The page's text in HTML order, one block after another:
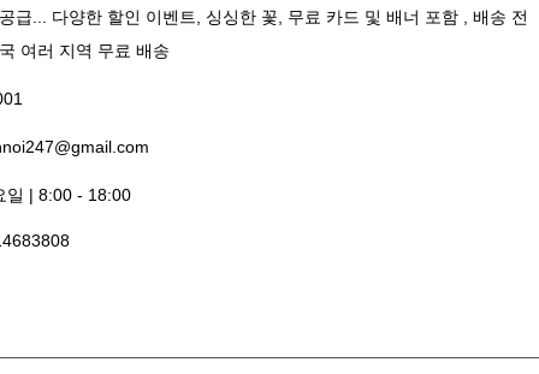
급... 다양한 할인 이벤트, 싱싱한 꽃, 무료 카드 및 배너 포함 , 배송 전
여러 지역 무료 배송
일 | 8:00 - 18:00